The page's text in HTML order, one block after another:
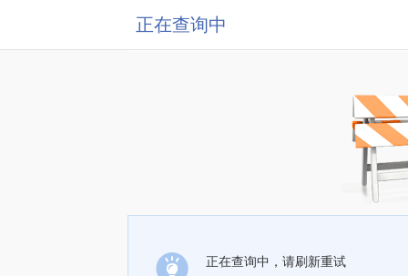
正在查询中
正在查询中，请刷新重试